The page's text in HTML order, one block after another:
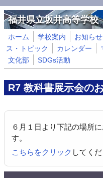
メインコンテンツに移動
福井県立坂井高等学校
ホーム 学校案内 お知らせ
ス・トピック
カレンダー
文化部
SDGs活動
R7 教科書展示会の
６月１日より下記の場所
す。
こちらをクリック してくだ